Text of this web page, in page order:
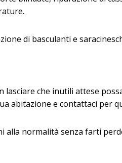
di basculanti e
lasciare che inutili attese
abitazione e contattaci per
alla normalità senza farti